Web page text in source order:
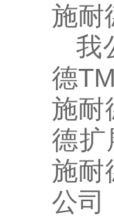
施耐
我
德
施耐
德扩
施耐
公司